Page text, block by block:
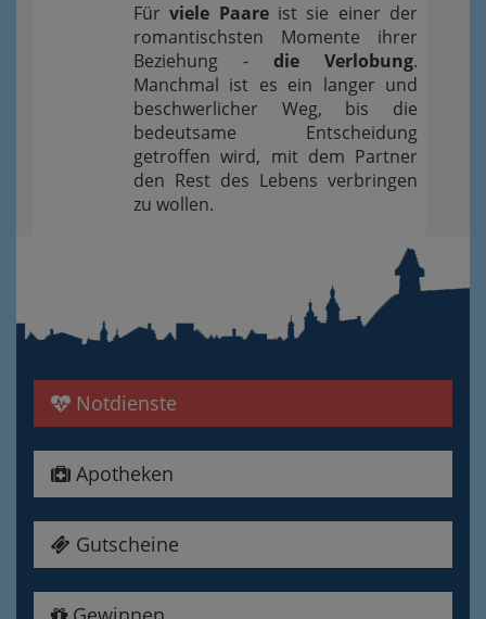
Fürviele Paareist sie einer der
romantischsten Momente ihrer
Beziehung - die Verlobung.
Manchmal ist es ein langer und
beschwerlicher Weg, bis die
bedeutsame Entscheidung
getroffen wird, mit dem Partner
den Rest des Lebens verbringen
zu wollen.
Notdienste
Apotheken
Gutscheine